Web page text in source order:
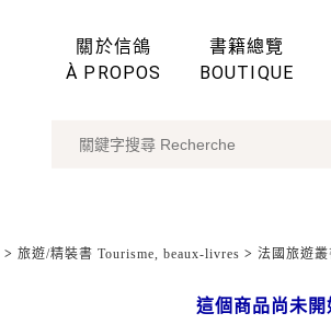
關於信鴿
À PROPOS
書籍總覽
BOUTIQUE
> 旅遊/精裝書 Tourisme, beaux-livres > 法國旅遊
這個商品尚未開